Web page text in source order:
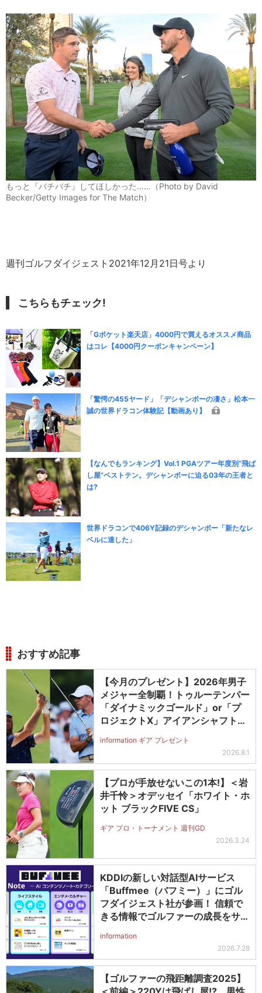
もっと『バチバチ』してほしかった……（Photo by David
Becker/Getty Images for The Match）
週刊ゴルフダイジェスト2021年12月21日号より
こちらもチェック!
「Gポケット楽天店」4000円で買えるオススメ商品
はコレ【4000円クーポンキャンペーン】
「驚愕の455ヤード」「デシャンボーの凄さ」松本一
誠の世界ドラコン体験記【動画あり】
【なんでもランキング】Vol.1 PGAツアー年度別“飛ば
し屋”ベストテン。デシャンボーに迫る03年の王者と
は?
世界ドラコンで406Y記録のデシャンボー「新たなレ
ベルに達した」
おすすめ記事
【今月のプレゼント】2026年男子
メジャー全制覇！トゥルーテンパー
「ダイナミックゴールド」or「プ
ロジェクトX」アイアンシャフト
ットを抽選で2名に！
information ギア プレゼント
2026.8.1
【プロが手放せないこの1本!】＜岩
井千怜＞オデッセイ「ホワイト・ホ
ット ブラックFIVE CS」
ギア プロ・トーナメント 週刊GD
2026.3.24
KDDIの新しい対話型AIサービス
「Buffmee（バフミー）」にゴル
フダイジェスト社が参画！ 信頼で
きる情報でゴルファーの成長をサポ
information
2026.7.28
【ゴルファーの飛距離調査2025】